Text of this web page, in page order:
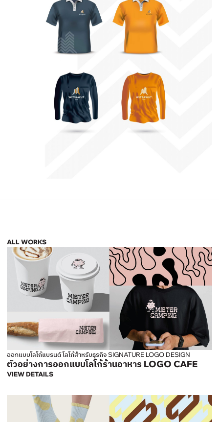
ALL WORKS
ออกแบบโลโก้แบรนด์ โลโก้สำหรับธุรกิจ SIGNATURE LOGO DESIGN
ตัวอย่างการออกแบบโลโก้ร้านอาหาร LOGO CAFE
VIEW DETAILS